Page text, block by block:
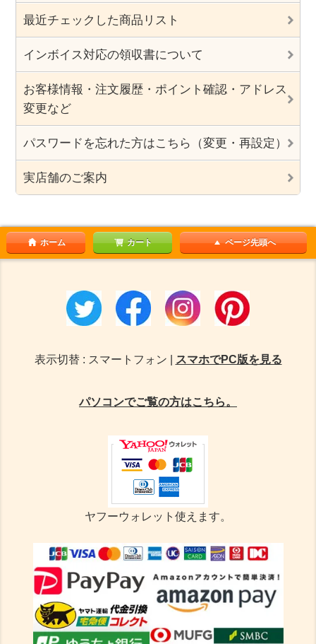
最近チェックした商品リスト
インボイス対応の領収書について
お客様情報・注文履歴・ポイント確認・アドレス
変更など
パスワードを忘れた方はこちら（変更・再設定）
実店舗のご案内
ホーム カート ページ先頭へ
表示切替 : スマートフォン | スマホでPC版を見る
パソコンでご覧の方はこちら。
ヤフーウォレット使えます。